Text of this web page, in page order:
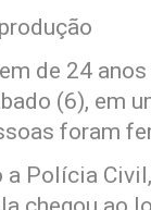
de 24
(6), em
foram
a Polícia